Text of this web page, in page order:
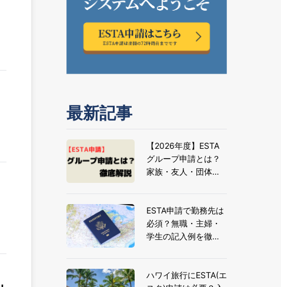
最新記事
【2026年度】ESTA
グループ申請とは？
家族・友人・団体旅
ESTA申請で勤務先は
必須？無職・主婦・
学生の記入例を徹底
ハワイ旅行にESTA(エ